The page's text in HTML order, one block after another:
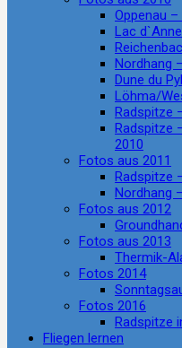
Oppenau –
Lac
Nordhang
Dune du
Löhma/
Radspitze
Radspitze
2010
Fotos aus 2011
Radspitze
Nordhang
Fotos aus 2012
Fotos aus 2013
Thermik-
Fotos 2014
Fotos 2016
Radspitze
Fliegen lernen